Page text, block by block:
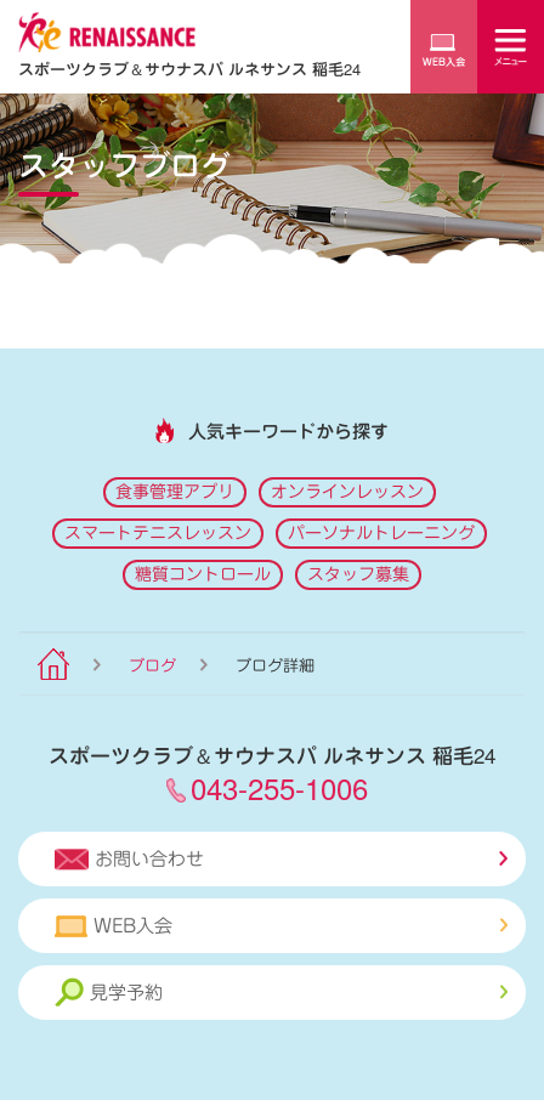
スポーツクラブ＆サウナスパ ルネサンス 稲毛24
スタッフブログ
人気キーワードから探す
食事管理アプリ オンラインレッスン
スマートテニスレッスン パーソナルトレーニング
糖質コントロール スタッフ募集
ブログ ブログ詳細
スポーツクラブ＆サウナスパ ルネサンス 稲毛24
043-255-1006
お問い合わせ
WEB入会
見学予約